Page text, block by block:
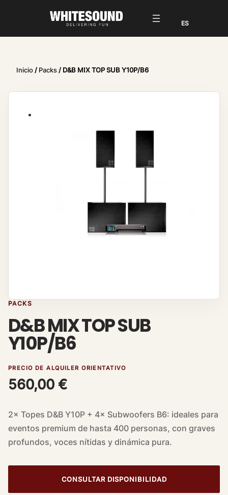
Inicio/ Packs/ D&B MIX TOP SUB Y10P/B6
PACKS
D&B MIX TOP SUB
Y10P/B6
PRECIO DE ALQUILER ORIENTATIVO
560,00 €
2× Topes D&B Y10P + 4× Subwoofers B6: ideales para
eventos premium de hasta 400 personas, con graves
profundos, voces nítidas y dinámica pura.
CONSULTAR DISPONIBILIDAD